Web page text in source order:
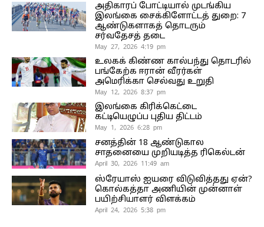
அதிகாரப் போட்டியால் முடங்கிய
இலங்கை சைக்கிளோட்டத் துறை: 7
ஆண்டுகளாகத் தொடரும்
சர்வதேசத் தடை
May 27, 2026 4:19 pm
உலகக் கிண்ண கால்பந்து தொடரில்
பங்கேற்க ஈரான் வீரர்கள்
அமெரிக்கா செல்வது உறுதி
May 12, 2026 8:37 pm
இலங்கை கிரிக்கெட்டை
கட்டியெழுப்ப புதிய திட்டம்
May 1, 2026 6:28 pm
சனத்தின் 18 ஆண்டுகால
சாதனையை முறியடித்த ரிகெல்டன்
April 30, 2026 11:49 am
ஸ்ரேயாஸ் ஐயரை விடுவித்தது ஏன்?
கொல்கத்தா அணியின் முன்னாள்
பயிற்சியாளர் விளக்கம்
April 24, 2026 5:38 pm